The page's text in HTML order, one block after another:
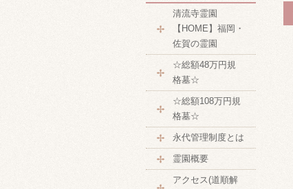
清流寺霊園
【HOME】福岡・
佐賀の霊園
☆総額48万円規
格墓☆
☆総額108万円規
格墓☆
永代管理制度とは
霊園概要
アクセス(道順解